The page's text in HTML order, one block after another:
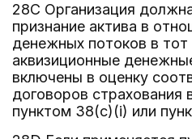
28C Организация
признание актива в
денежных потоков в
аквизиционные
включены в оценку
договоров страхования
пунктом 38(c)(i) или